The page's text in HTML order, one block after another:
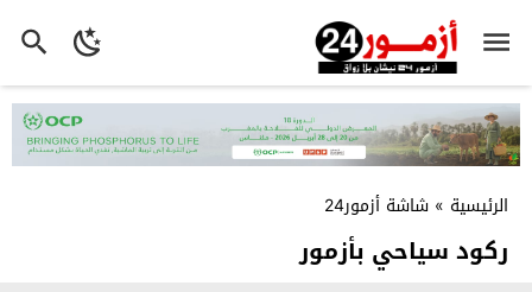
الرئيسية » شاشة أزمور24
ركود سياحي بأزمور